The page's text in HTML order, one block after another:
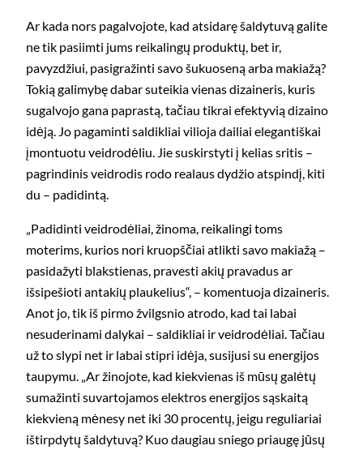
Ar kada nors pagalvojote, kad atsidarę šaldytuvą galite
ne tik pasiimti jums reikalingų produktų, bet ir,
pavyzdžiui, pasigražinti savo šukuoseną arba makiažą?
Tokią galimybę dabar suteikia vienas dizaineris, kuris
sugalvojo gana paprastą, tačiau tikrai efektyvią dizaino
idėją. Jo pagaminti saldikliai vilioja dailiai elegantiškai
įmontuotu veidrodėliu. Jie suskirstyti į kelias sritis –
pagrindinis veidrodis rodo realaus dydžio atspindį, kiti
du – padidintą.
„Padidinti veidrodėliai, žinoma, reikalingi toms
moterims, kurios nori kruopščiai atlikti savo makiažą –
pasidažyti blakstienas, pravesti akių pravadus ar
išsipešioti antakių plaukelius“, – komentuoja dizaineris.
Anot jo, tik iš pirmo žvilgsnio atrodo, kad tai labai
nesuderinami dalykai – saldikliai ir veidrodėliai. Tačiau
už to slypi net ir labai stipri idėja, susijusi su energijos
taupymu. „Ar žinojote, kad kiekvienas iš mūsų galėtų
sumažinti suvartojamos elektros energijos sąskaitą
kiekvieną mėnesy net iki 30 procentų, jeigu reguliariai
ištirpdytų šaldytuvą? Kuo daugiau sniego priaugę jūsų